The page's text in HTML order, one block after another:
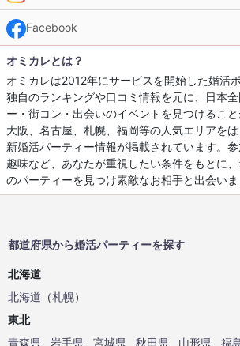
Facebook
オミカレとは？
オミカレは2012年にサービスを開始した婚活
独自のランキングや口コミ情報を元に、日本
ー・街コン・出会いのイベントを見つけること
大阪、名古屋、札幌、福岡等の人気エリアを
新婚活パーティー情報が掲載されています。
趣味など、あなたが重視したい条件をもとに
のパーティーを見つけ素敵なお相手と出会いま
都道府県から婚活パーティーを探す
北海道
北海道 （札幌）
東北
青森県
岩手県 宮城県 秋田県 山形県
福